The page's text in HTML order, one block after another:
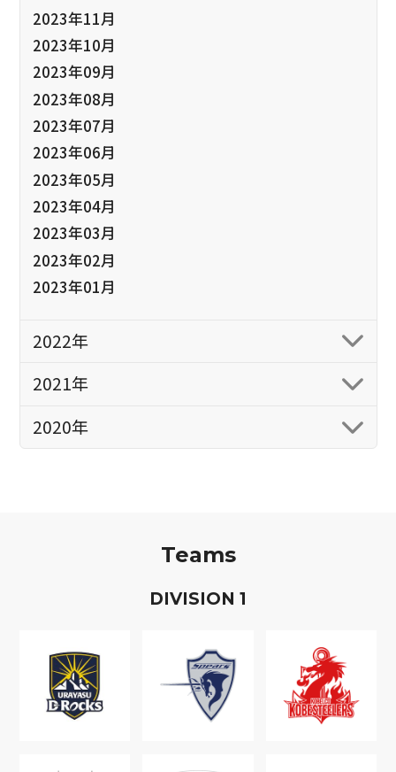
2023年11月
2023年10月
2023年09月
2023年08月
2023年07月
2023年06月
2023年05月
2023年04月
2023年03月
2023年02月
2023年01月
2022年
2021年
2020年
Teams
DIVISION 1